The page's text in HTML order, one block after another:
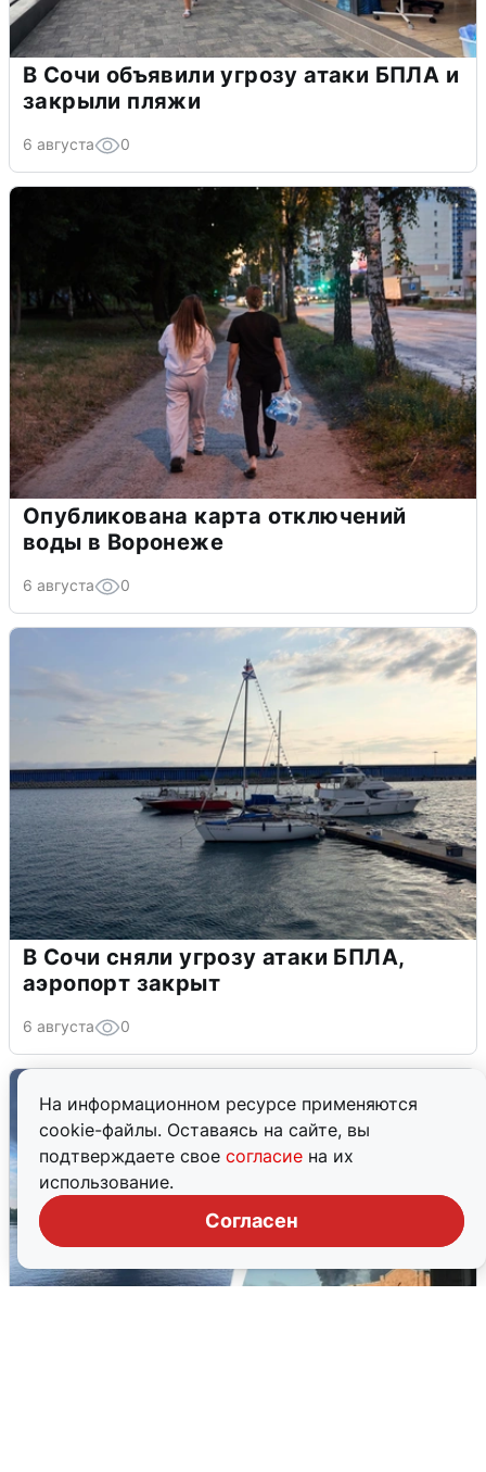
На информационном ресурсе применяются
cookie-файлы. Оставаясь на сайте, вы
подтверждаете свое согласие на их
использование.
Согласен
В Сочи объявили угрозу атаки БПЛА и
закрыли пляжи
6 августа 0
Опубликована карта отключений
воды в Воронеже
6 августа 0
В Сочи сняли угрозу атаки БПЛА,
аэропорт закрыт
6 августа 0